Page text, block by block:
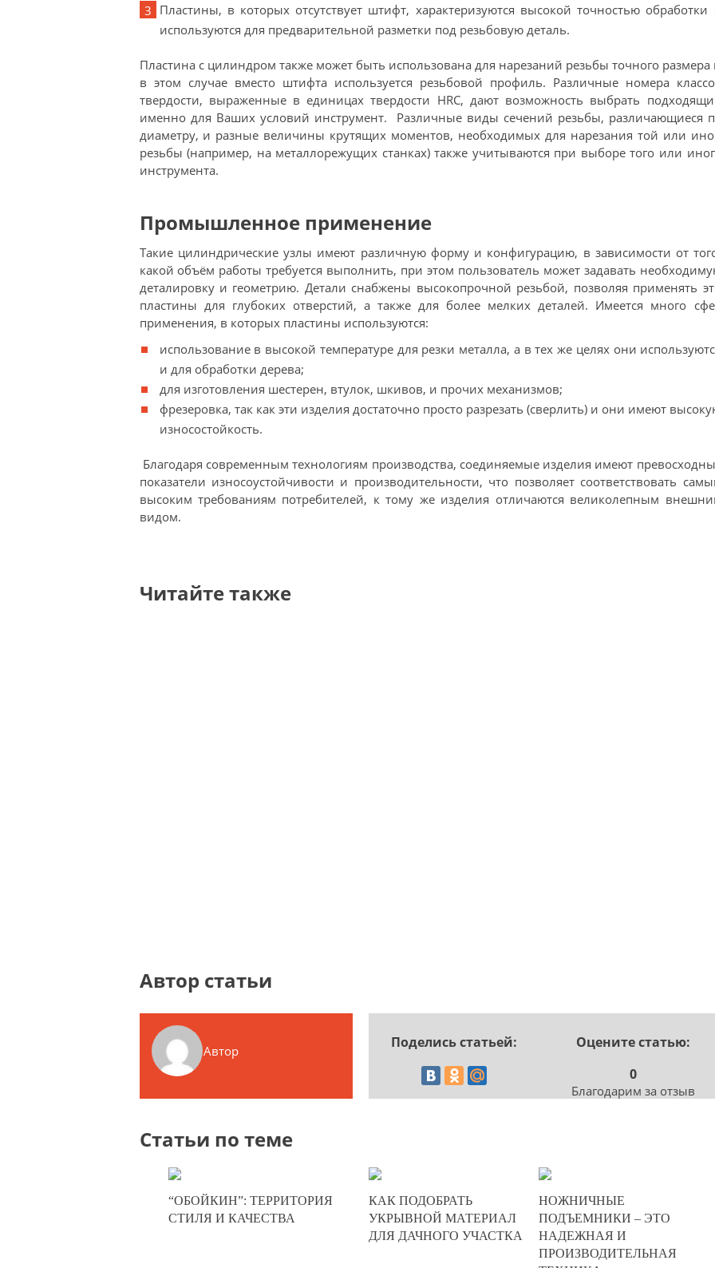
Пластины, в которых отсутствует штифт, характеризуются высокой точностью обработки
используются для предварительной разметки под резьбовую деталь.
Пластина с цилиндром также может быть использована для нарезаний резьбы точного размера
в этом случае вместо штифта используется резьбовой профиль. Различные номера
твердости, выраженные в единицах твердости HRC, дают возможность выбрать
именно для Ваших условий инструмент. Различные виды сечений резьбы, различающиеся
диаметру, и разные величины крутящих моментов, необходимых для нарезания той или
резьбы (например, на металлорежущих станках) также учитываются при выборе того или
инструмента.
Промышленное применение
Такие цилиндрические узлы имеют различную форму и конфигурацию, в зависимости от
какой объём работы требуется выполнить, при этом пользователь может задавать
деталировку и геометрию. Детали снабжены высокопрочной резьбой, позволяя применять
пластины для глубоких отверстий, а также для более мелких деталей. Имеется много
применения, в которых пластины используются:
использование в высокой температуре для резки металла, а в тех же целях они
и для обработки дерева;
для изготовления шестерен, втулок, шкивов, и прочих механизмов;
фрезеровка, так как эти изделия достаточно просто разрезать (сверлить) и они имеют
износостойкость.
Благодаря современным технологиям производства, соединяемые изделия имеют
показатели износоустойчивости и производительности, что позволяет соответствовать
высоким требованиям потребителей, к тому же изделия отличаются великолепным
видом.
Читайте также
Автор статьи
Автор Поделись статьей:
Оцените статью:
0
Благодарим за отзыв
Статьи по теме
0
“ОБОЙКИН”: ТЕРРИТОРИЯ
СТИЛЯ И КАЧЕСТВА
0
388
КАК ПОДОБРАТЬ
УКРЫВНОЙ МАТЕРИАЛ
ДЛЯ ДАЧНОГО УЧАСТКА
0
671
НОЖНИЧНЫЕ
ПОДЪЕМНИКИ – ЭТО
НАДЕЖНАЯ И
ПРОИЗВОДИТЕЛЬНАЯ